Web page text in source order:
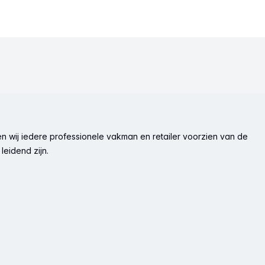
wij iedere professionele vakman en retailer voorzien van de
zijn.